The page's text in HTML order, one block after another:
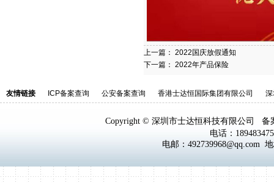
上一篇： 2022国庆放假通知
下一篇： 2022年产品保险
友情链接 ICP备案查询 公安备案查询 香港士达恒国际集团有限公司
Copyright © 深圳市士达恒科技有限公司 备
电话：
电邮：492739968@qq.com